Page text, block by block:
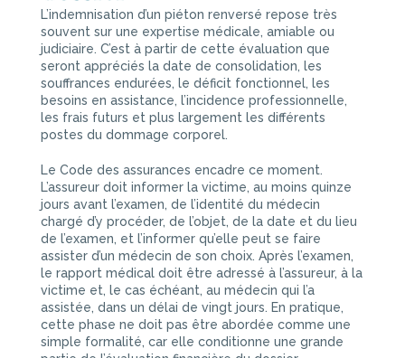
L’indemnisation d’un piéton renversé repose très
souvent sur une expertise médicale, amiable ou
judiciaire. C’est à partir de cette évaluation que
seront appréciés la date de consolidation, les
souffrances endurées, le déficit fonctionnel, les
besoins en assistance, l’incidence professionnelle,
les frais futurs et plus largement les différents
postes du dommage corporel.
Le Code des assurances encadre ce moment.
L’assureur doit informer la victime, au moins quinze
jours avant l’examen, de l’identité du médecin
chargé d’y procéder, de l’objet, de la date et du lieu
de l’examen, et l’informer qu’elle peut se faire
assister d’un médecin de son choix. Après l’examen,
le rapport médical doit être adressé à l’assureur, à la
victime et, le cas échéant, au médecin qui l’a
assistée, dans un délai de vingt jours. En pratique,
cette phase ne doit pas être abordée comme une
simple formalité, car elle conditionne une grande